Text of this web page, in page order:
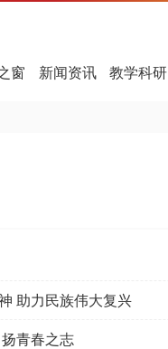
窗 新闻资讯 教学科研
助力民族伟大复兴
青春之志